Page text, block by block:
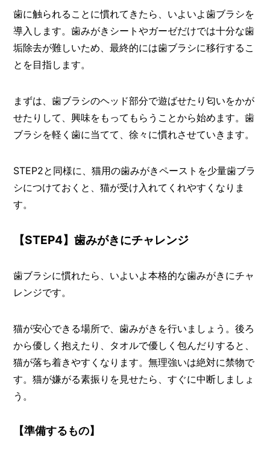
歯に触られることに慣れてきたら、いよいよ歯ブラシを
導入します。歯みがきシートやガーゼだけでは十分な歯
垢除去が難しいため、最終的には歯ブラシに移行するこ
とを目指します。
まずは、歯ブラシのヘッド部分で遊ばせたり匂いをかが
せたりして、興味をもってもらうことから始めます。歯
ブラシを軽く歯に当てて、徐々に慣れさせていきます。
STEP2と同様に、猫用の歯みがきペーストを少量歯ブラ
シにつけておくと、猫が受け入れてくれやすくなりま
す。
【STEP4】歯みがきにチャレンジ
歯ブラシに慣れたら、いよいよ本格的な歯みがきにチャ
レンジです。
猫が安心できる場所で、歯みがきを行いましょう。後ろ
から優しく抱えたり、タオルで優しく包んだりすると、
猫が落ち着きやすくなります。無理強いは絶対に禁物で
す。猫が嫌がる素振りを見せたら、すぐに中断しましょ
う。
【準備するもの】